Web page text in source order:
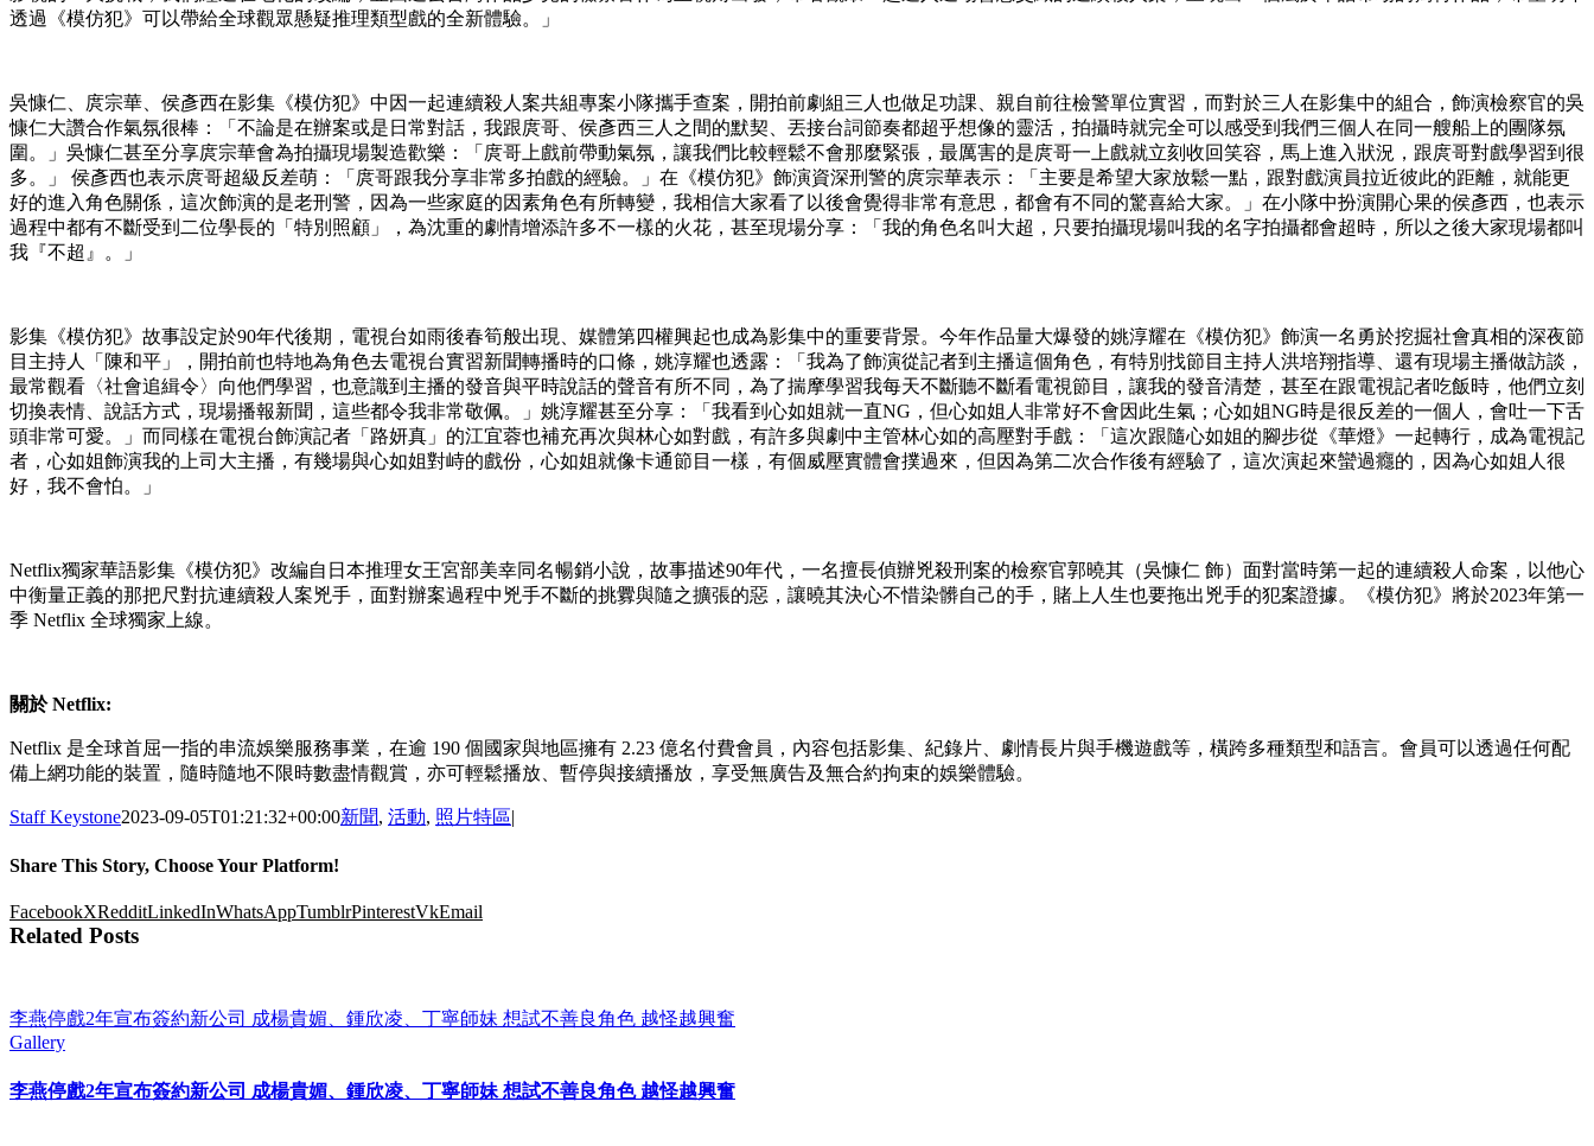
透過《模仿犯》可以帶給全球觀眾懸疑推理類型戲的全新體驗。」
吳慷仁、庹宗華、侯彥西在影集《模仿犯》中因一起連續殺人案共組專案小隊攜手查案，開拍前劇組三人也做足功課、親自前往檢警單位實習，而對於三人在影集中的組合，飾演檢察官的吳
慷仁大讚合作氣氛很棒：「不論是在辦案或是日常對話，我跟庹哥、侯彥西三人之間的默契、丟接台詞節奏都超乎想像的靈活，拍攝時就完全可以感受到我們三個人在同一艘船上的團隊氛
圍。」吳慷仁甚至分享庹宗華會為拍攝現場製造歡樂：「庹哥上戲前帶動氣氛，讓我們比較輕鬆不會那麼緊張，最厲害的是庹哥一上戲就立刻收回笑容，馬上進入狀況，跟庹哥對戲學習到很
多。」 侯彥西也表示庹哥超級反差萌：「庹哥跟我分享非常多拍戲的經驗。」在《模仿犯》飾演資深刑警的庹宗華表示：「主要是希望大家放鬆一點，跟對戲演員拉近彼此的距離，就能更
好的進入角色關係，這次飾演的是老刑警，因為一些家庭的因素角色有所轉變，我相信大家看了以後會覺得非常有意思，都會有不同的驚喜給大家。」在小隊中扮演開心果的侯彥西，也表示
過程中都有不斷受到二位學長的「特別照顧」，為沈重的劇情增添許多不一樣的火花，甚至現場分享：「我的角色名叫大超，只要拍攝現場叫我的名字拍攝都會超時，所以之後大家現場都叫
我『不超』。」
影集《模仿犯》故事設定於90年代後期，電視台如雨後春筍般出現、 媒體第四權興起也成為影集中的重要背景。今年作品量大爆發的姚淳耀在《模仿犯》飾演一名勇於挖掘社會真相的深夜節
目主持人「陳和平」，開拍前也特地為角色去電視台實習新聞轉播時的口條，姚淳耀也透露：「我為了飾演從記者到主播這個角色，有特別找節目主持人洪培翔指導、還有現場主播做訪談，
最常觀看〈社會追緝令〉向他們學習，也意識到主播的發音與平時說話的聲音有所不同，為了揣摩學習我每天不斷聽不斷看電視節目，讓我的發音清楚，甚至在跟電視記者吃飯時，他們立刻
切換表情、說話方式，現場播報新聞，這些都令我非常敬佩。」姚淳耀甚至分享：「我看到心如姐就一直NG，但心如姐人非常好不會因此生氣；心如姐NG時是很反差的一個人，會吐一下舌
頭非常可愛。」而同樣在電視台飾演記者「路妍真」的江宜蓉也補充再次與林心如對戲，有許多與劇中主管林心如的高壓對手戲：「這次跟隨心如姐的腳步從《華燈》一起轉行，成為電視記
者，心如姐飾演我的上司大主播，有幾場與心如姐對峙的戲份，心如姐就像卡通節目一樣，有個威壓實體會撲過來，但因為第二次合作後有經驗了，這次演起來蠻過癮的，因為心如姐人很
好，我不會怕。」
Netflix獨家華語影集《模仿犯》改編自日本推理女王宮部美幸同名暢銷小說，故事描述90年代，一名擅長偵辦兇殺刑案的檢察官郭曉其（吳慷仁 飾）面對當時第一起的連續殺人命案，以他心
中衡量正義的那把尺對抗連續殺人案兇手，面對辦案過程中兇手不斷的挑釁與隨之擴張的惡，讓曉其決心不惜染髒自己的手，賭上人生也要拖出兇手的犯案證據。《模仿犯》將於2023年第一
季 Netflix 全球獨家上線。
關於 Netflix:
Netflix 是全球首屈一指的串流娛樂服務事業，在逾 190 個國家與地區擁有 2.23 億名付費會員，內容包括影集、紀錄片、劇情長片與手機遊戲等，橫跨多種類型和語言。會員可以透過任何配
備上網功能的裝置，隨時隨地不限時數盡情觀賞，亦可輕鬆播放、暫停與接續播放，享受無廣告及無合約拘束的娛樂體驗。
Staff Keystone2023-09-05T01:21:32+00:00新聞, 活動, 照片特區|
Share This Story, Choose Your Platform!
FacebookXRedditLinkedInWhatsAppTumblrPinterestVkEmail
Related Posts
李燕停戲2年宣布簽約新公司 成楊貴媚、鍾欣凌、丁寧師妹 想試不善良角色 越怪越興奮
Gallery
李燕停戲2年宣布簽約新公司 成楊貴媚、鍾欣凌、丁寧師妹 想試不善良角色 越怪越興奮